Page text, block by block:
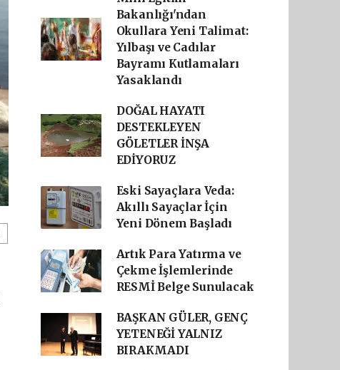
Bakanlığı'ndan
Okullara Yeni Talimat:
Yılbaşı ve Cadılar
Bayramı Kutlamaları
Yasaklandı
DOĞAL HAYATI
DESTEKLEYEN
GÖLETLER İNŞA
EDİYORUZ
Eski Sayaçlara Veda:
Akıllı Sayaçlar İçin
Yeni Dönem Başladı
Artık Para Yatırma ve
Çekme İşlemlerinde
RESMİ Belge Sunulacak
BAŞKAN GÜLER, GENÇ
YETENEĞİ YALNIZ
BIRAKMADI